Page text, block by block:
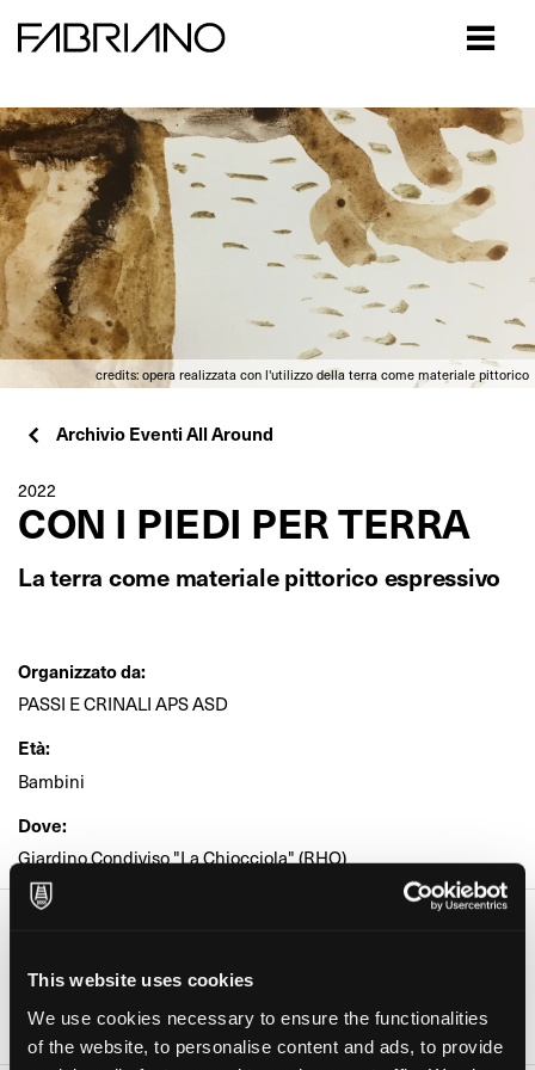
This website uses cookies
We use cookies necessary to ensure the functionalities
of the website, to personalise content and ads, to provide
credits: opera realizzata con l'utilizzo della terra come materiale pittorico
Archivio Eventi All Around
2022
CON I PIEDI PER TERRA
La terra come materiale pittorico espressivo
Organizzato da:
PASSI E CRINALI APS ASD
Età:
Bambini
Dove:
Giardino Condiviso "La Chiocciola" (RHO)
Giorno Orario
08 Ott 2022 10:00-11:30